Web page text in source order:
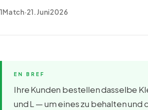
1Match·21. Juni 2026
Ihre Kunden bestellen dasselbe
und L — um eines zu behalten und